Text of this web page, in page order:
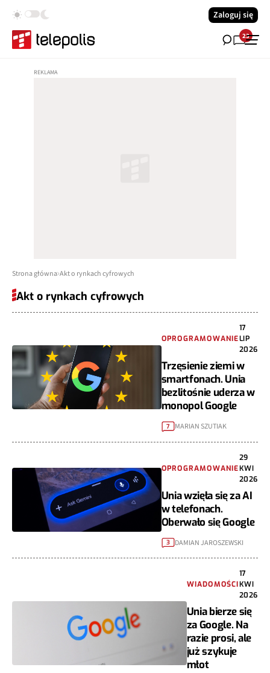
Zaloguj się
23
Strona główna Akt o rynkach cyfrowych
Akt o rynkach cyfrowych
OPROGRAMOWANIE
17
LIP
2026
Trzęsienie ziemi w
smartfonach. Unia
bezlitośnie uderza w
monopol Google
7 MARIAN SZUTIAK
OPROGRAMOWANIE
29
KWI
2026
Unia wzięła się za AI
w telefonach.
Oberwało się Google
3 DAMIAN JAROSZEWSKI
WIADOMOŚCI
17
KWI
2026
Unia bierze się
za Google. Na
razie prosi, ale
już szykuje
młot